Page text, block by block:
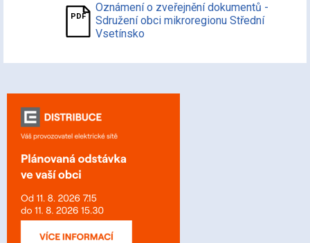
Oznámení o zveřejnění dokumentů -
Sdružení obci mikroregionu Střední
Vsetínsko